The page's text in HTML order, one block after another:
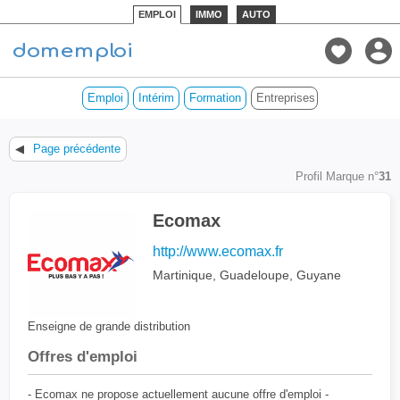
EMPLOI IMMO AUTO
Emploi Intérim Formation Entreprises des DOM
◀ Page précédente
Profil Marque n°31
Ecomax
http://www.ecomax.fr
Martinique, Guadeloupe, Guyane
Enseigne de grande distribution
Offres d'emploi
- Ecomax ne propose actuellement aucune offre d'emploi -